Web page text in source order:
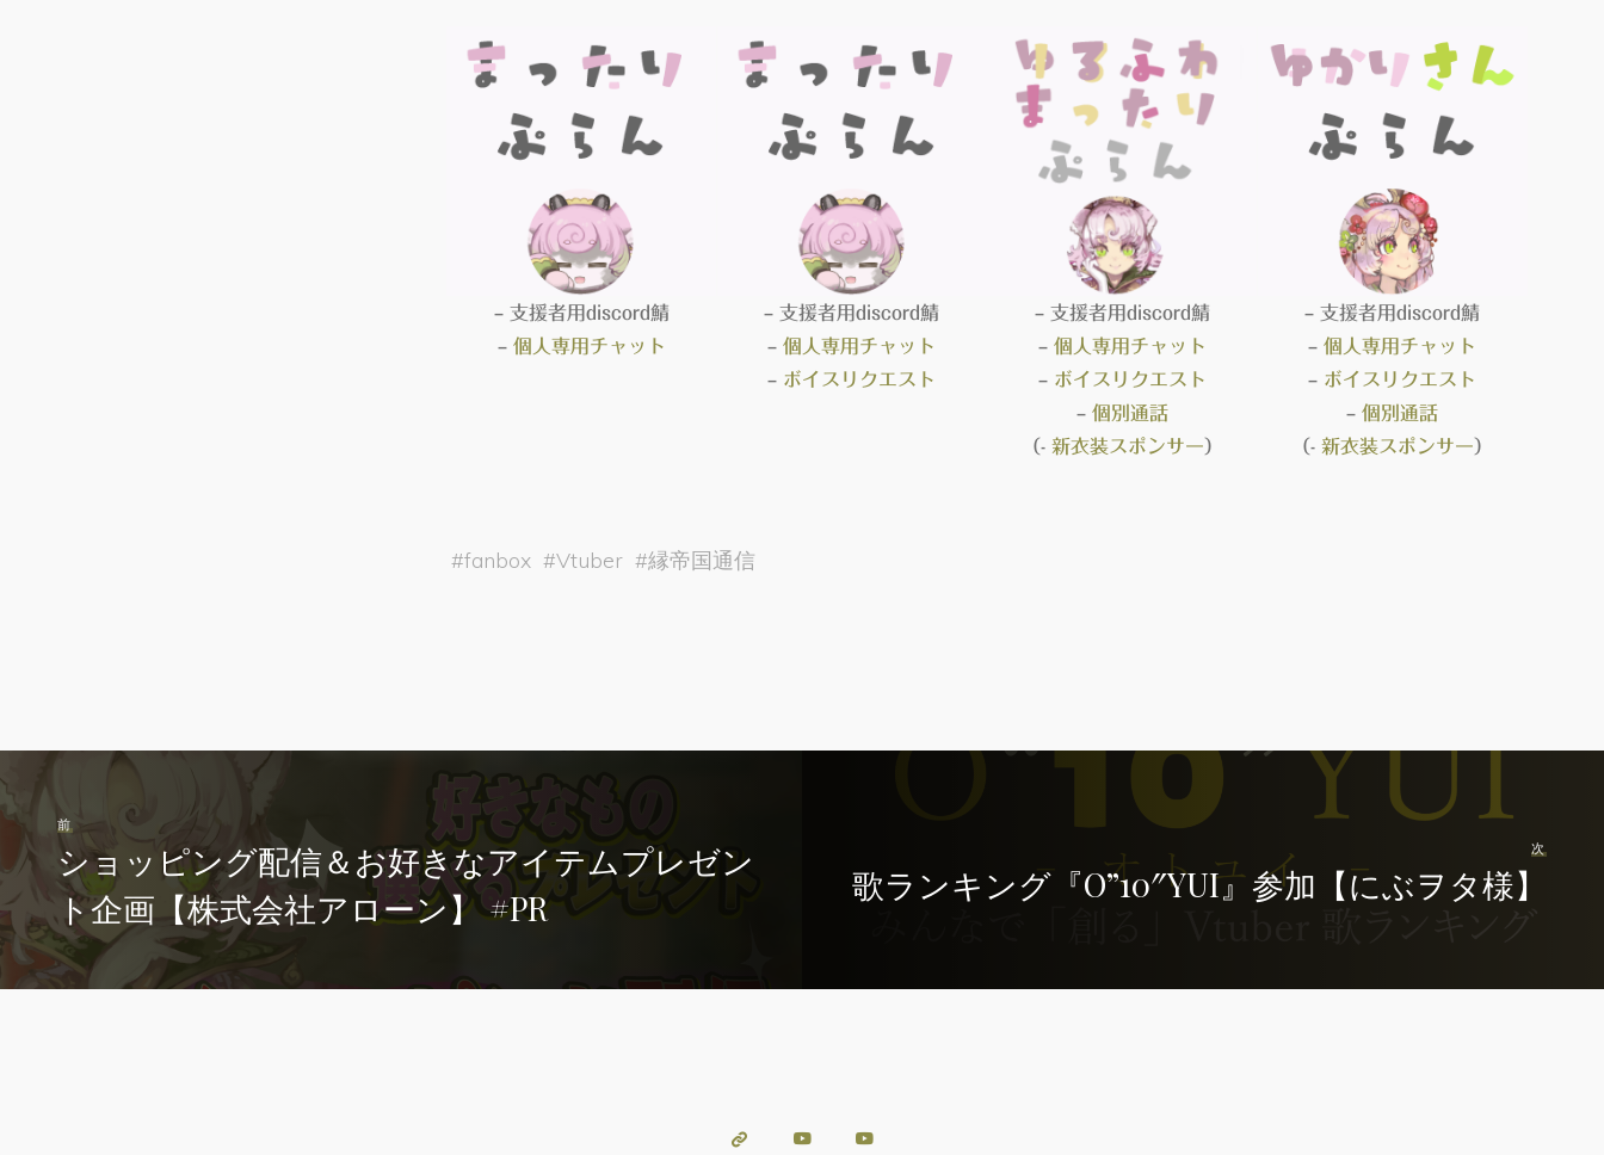
– 支援者用discord鯖
– 個人専用チャット
– 支援者用discord鯖
– 個人専用チャット
– ボイスリクエスト
– 支援者用discord鯖
– 個人専用チャット
– ボイスリクエスト
– 個別通話
（- 新衣装スポンサー）
– 支援者用discord鯖
–個人専用チャット
– ボイスリクエスト
–個別通話
（-新衣装スポンサー）
#fanbox #Vtuber #縁帝国通信
前
ショッピング配信＆お好きなアイテムプレゼン
ト企画【株式会社アローン】 #PR
次
歌ランキング『O”10″YUI』参加【にぶヲタ様】